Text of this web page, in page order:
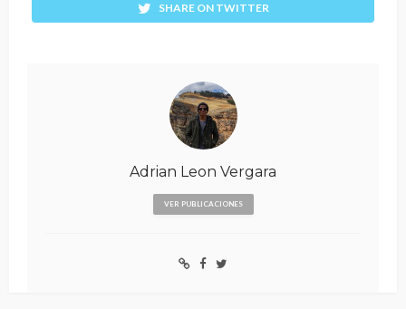
SHARE ON TWITTER
Adrian Leon Vergara
VER PUBLICACIONES